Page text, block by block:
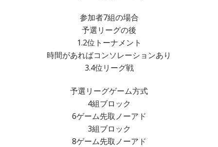
参加者7組の場合
予選リーグの後
1.2位トーナメント
時間があればコンソレーションあり
3.4位リーグ戦
予選リーグゲーム方式
4組ブロック
6ゲーム先取ノーアド
3組ブロック
8ゲーム先取ノーアド